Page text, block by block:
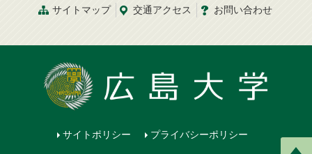
サイトマップ 交通アクセス お問い合わせ
サイトポリシー プライバシーポリシー